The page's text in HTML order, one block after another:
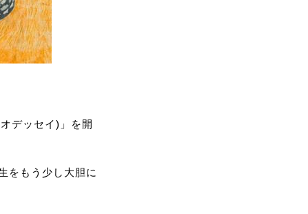
デッセイ)」を開
をもう少し大胆に